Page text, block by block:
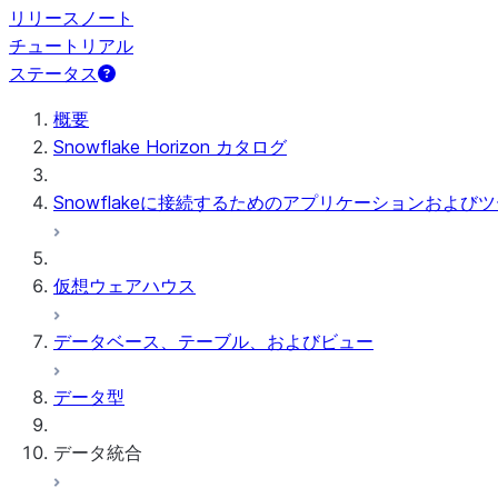
リリースノート
チュートリアル
ステータス
概要
Snowflake Horizon カタログ
Snowflakeに接続するためのアプリケーションおよび
仮想ウェアハウス
データベース、テーブル、およびビュー
データ型
データ統合